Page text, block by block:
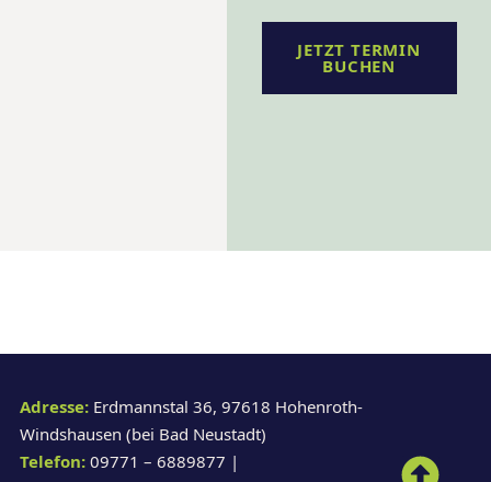
JETZT TERMIN
BUCHEN
Adresse: Erdmannstal 36, 97618 Hohenroth-
Windshausen (bei Bad Neustadt)
Telefon: 09771 – 6889877 |